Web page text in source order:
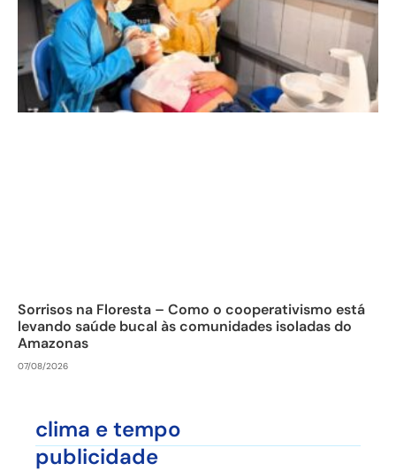
Sorrisos na Floresta – Como o cooperativismo está
levando saúde bucal às comunidades isoladas do
Amazonas
07/08/2026
clima e tempo
publicidade